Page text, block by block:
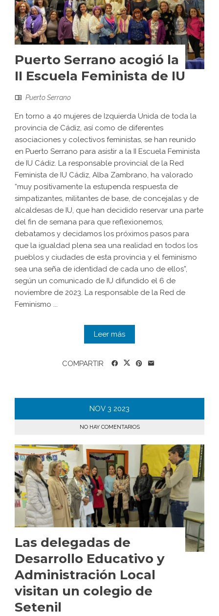
Puerto Serrano acogió la
II Escuela Feminista de IU
Puerto Serrano
En torno a 40 mujeres de Izquierda Unida de toda la
provincia de Cádiz, así como de diferentes
asociaciones y colectivos feministas, se han reunido
en Puerto Serrano para asistir a la II Escuela Feminista
de IU Cádiz. La responsable provincial de la Red
Feminista de IU Cádiz, Alba Zambrano, ha valorado
“muy positivamente la estupenda respuesta de
simpatizantes, militantes de base, de concejalas y de
alcaldesas de IU, que han decidido reservar una parte
del fin de semana para que reflexionemos,
debatamos y decidamos los próximos pasos para
que la igualdad plena sea una realidad en todos los
pueblos y ciudades de esta provincia y el feminismo
sea una seña de identidad de cada uno de ellos”,
según un comunicado de IU difundido el 6 de
noviembre de 2023. La responsable de la Red de
Feminismo ...
Leer más
COMPARTIR
NOV 3 2023
NO HAY COMENTARIOS
Las delegadas de
Desarrollo Educativo y
Administración Local
visitan un colegio de
Setenil